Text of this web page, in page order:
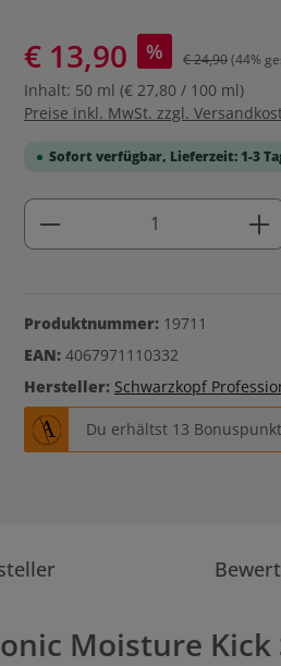
€ 13,90 % € 24,90(44%
Inhalt: 50 ml (€ 27,80 / 100 ml)
Preise inkl. MwSt. zzgl.
Sofort verfügbar, Lieferzeit: 1-3
Produkt Anzahl: Gib
Produktnummer: 19711
EAN: 4067971110332
Hersteller: Schwarzkopf
Du erhältst 13
Moisture Kick